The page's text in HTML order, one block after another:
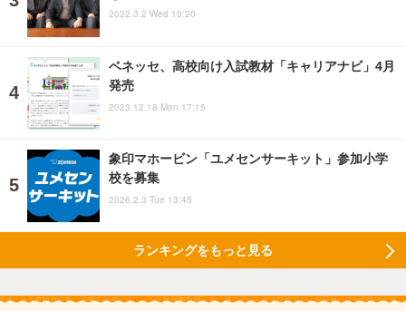
2022.3.2 Wed 10:20
ベネッセ、高校向け入試教材「キャリアナビ」4月
発売
2023.12.18 Mon 17:15
象印マホービン「ユメセンサーキット」参加小学
校を募集
2026.2.3 Tue 13:45
ランキングをもっと見る